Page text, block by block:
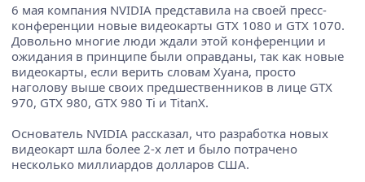
6 мая компания NVIDIA представила на своей пресс-
конференции новые видеокарты GTX 1080 и GTX 1070.
Довольно многие люди ждали этой конференции и
ожидания в принципе были оправданы, так как новые
видеокарты, если верить словам Хуана, просто
наголову выше своих предшественников в лице GTX
970, GTX 980, GTX 980 Ti и TitanX.
Основатель NVIDIA рассказал, что разработка новых
видеокарт шла более 2-х лет и было потрачено
несколько миллиардов долларов США.